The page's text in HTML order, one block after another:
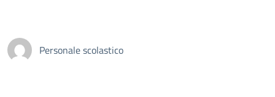
Personale scolastico